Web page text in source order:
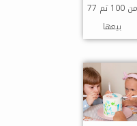
77 من 100 تم
بيعها